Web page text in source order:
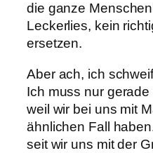
die ganze
Leckerlies, kein
ersetzen.
Aber ach, ich
Ich muss nur
weil wir bei uns mit
ähnlichen Fall
seit wir uns mit der